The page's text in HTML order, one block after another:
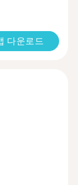
다운로드